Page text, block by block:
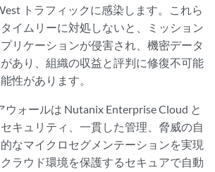
トラフィックに感染します。これら
イムリーに対処しないと、ミッション
リケーションが侵害され、機密データ
あり、組織の収益と評判に修復不可能
性があります。
ウォールは Nutanix Enterprise Cloud と
キュリティ、一貫した管理、脅威の自
なマイクロセグメンテーションを実現
ラウド環境を保護するセキュアで自動